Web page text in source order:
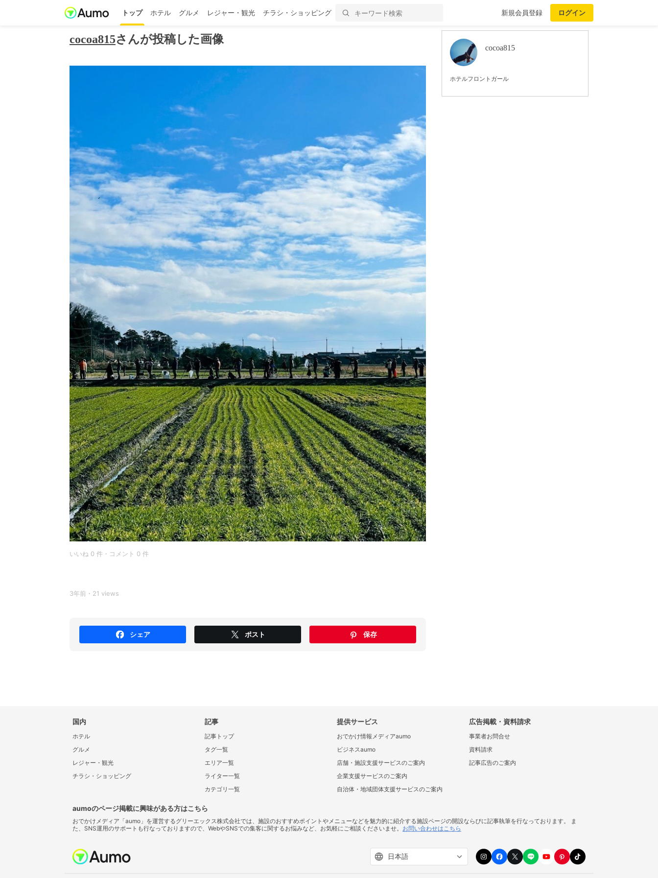
トップ ホテル グルメ レジャー・観光 チラシ・ショッピング 新規会員登録 ログイン
cocoa815さんが投稿した画像
いいね 0 件・コメント 0 件
3年前・21 views
シェア ポスト 保存
cocoa815
ホテルフロントガール
国内
ホテル
グルメ
レジャー・観光
チラシ・ショッピング
記事
記事トップ
タグ一覧
エリア一覧
ライター一覧
カテゴリ一覧
提供サービス
おでかけ情報メディアaumo
ビジネスaumo
店舗・施設支援サービスのご案内
企業支援サービスのご案内
自治体・地域団体支援サービスのご案内
広告掲載・資料請求
事業者お問合せ
資料請求
記事広告のご案内
aumoのページ掲載に興味がある方はこちら
おでかけメディア「aumo」を運営するグリーエックス株式会社では、施設のおすすめポイントやメニューなどを魅力的に紹介する施設ページの開設ならびに記事執筆を行なっております。 ま
た、SNS運用のサポートも行なっておりますので、WebやSNSでの集客に関するお悩みなど、お気軽にご相談くださいませ。 お問い合わせはこちら